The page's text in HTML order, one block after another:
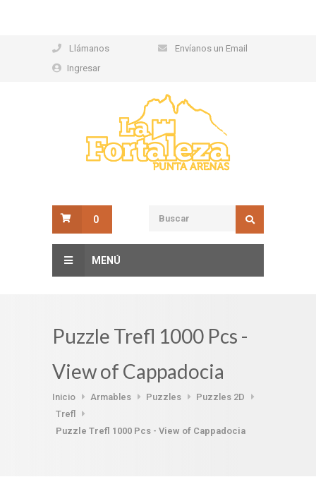
Llámanos
Envíanos un Email
Ingresar
0
MENÚ
Puzzle Trefl 1000 Pcs -
View of Cappadocia
Inicio Armables Puzzles
Puzzles 2D
Trefl
Puzzle Trefl 1000 Pcs - View of Cappadocia